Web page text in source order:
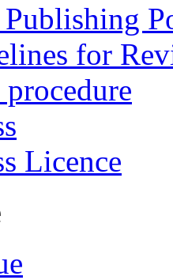
for
Licence